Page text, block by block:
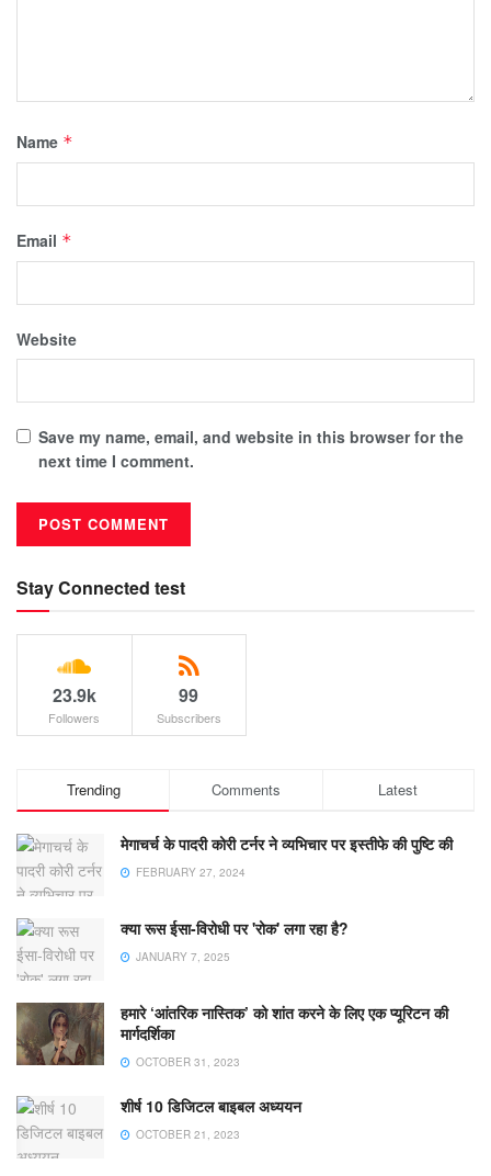
Name *
Email *
Website
Save my name, email, and website in this browser for the
next time I comment.
Stay Connected test
23.9k
Followers
99
Subscribers
Trending Comments Latest
मेगाचर्च के पादरी कोरी टर्नर ने व्यभिचार पर इस्तीफे की पुष्टि की
FEBRUARY 27, 2024
क्या रूस ईसा-विरोधी पर 'रोक' लगा रहा है?
JANUARY 7, 2025
हमारे ‘आंतरिक नास्तिक’ को शांत करने के लिए एक प्यूरिटन की
मार्गदर्शिका
OCTOBER 31, 2023
शीर्ष 10 डिजिटल बाइबल अध्ययन
OCTOBER 21, 2023